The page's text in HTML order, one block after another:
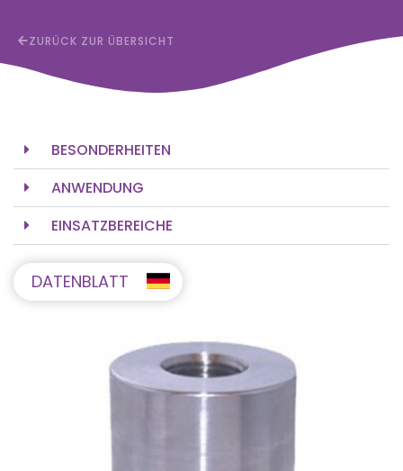
ZURÜCK ZUR ÜBERSICHT
BESONDERHEITEN
ANWENDUNG
EINSATZBEREICHE
DATENBLATT